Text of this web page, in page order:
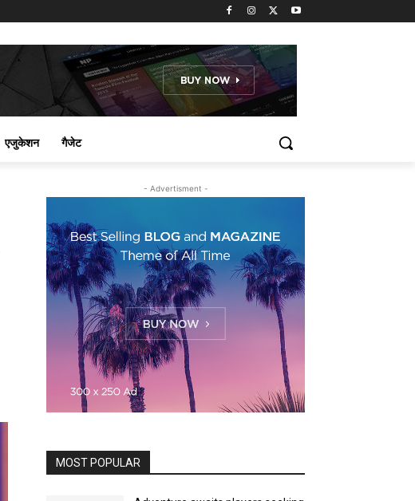
एजुकेशन गैजेट
- Advertisment -
MOST POPULAR